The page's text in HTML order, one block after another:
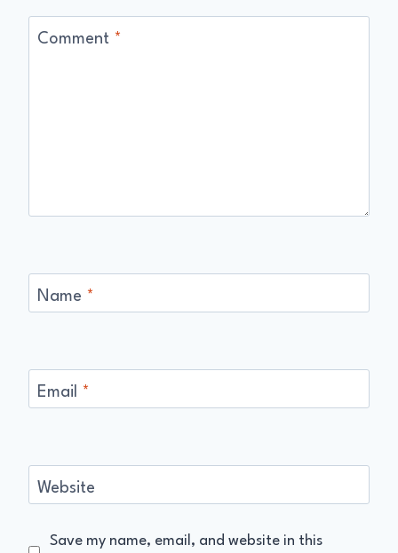
Comment *
Name *
Email *
Website
Save my name, email, and website in this